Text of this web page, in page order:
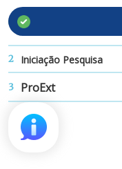
2 Iniciação Pesquisa
3 ProExt